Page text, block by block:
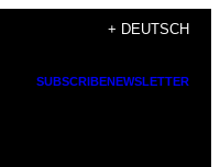
+ DEUTSCH
SUBSCRIBENEWSLETTER